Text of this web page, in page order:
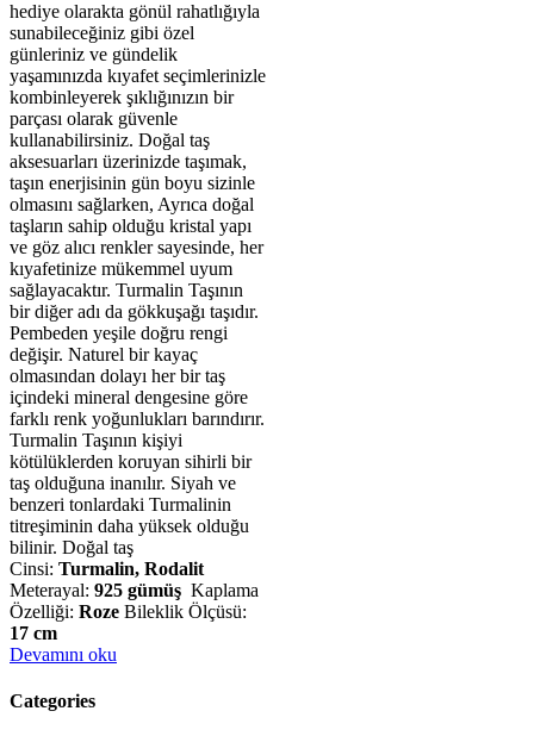
hediye olarakta gönül rahatlığıyla
sunabileceğiniz gibi özel
günleriniz ve gündelik
yaşamınızda kıyafet seçimlerinizle
kombinleyerek şıklığınızın bir
parçası olarak güvenle
kullanabilirsiniz. Doğal taş
aksesuarları üzerinizde taşımak,
taşın enerjisinin gün boyu sizinle
olmasını sağlarken, Ayrıca doğal
taşların sahip olduğu kristal yapı
ve göz alıcı renkler sayesinde, her
kıyafetinize mükemmel uyum
sağlayacaktır. Turmalin Taşının
bir diğer adı da gökkuşağı taşıdır.
Pembeden yeşile doğru rengi
değişir. Naturel bir kayaç
olmasından dolayı her bir taş
içindeki mineral dengesine göre
farklı renk yoğunlukları barındırır.
Turmalin Taşının kişiyi
kötülüklerden koruyan sihirli bir
taş olduğuna inanılır. Siyah ve
benzeri tonlardaki Turmalinin
titreşiminin daha yüksek olduğu
bilinir. Doğal taş
Cinsi: Turmalin, Rodalit
Meterayal: 925 gümüş Kaplama
Özelliği: Roze Bileklik Ölçüsü:
17 cm
Devamını oku
Categories